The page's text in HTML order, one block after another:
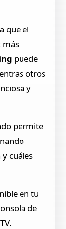
que el
más
puede
otros
y
permite
cuáles
en tu
de